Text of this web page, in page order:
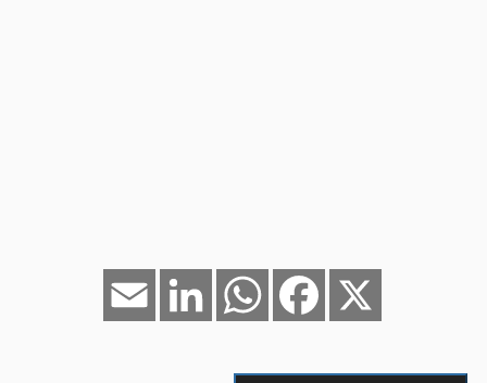
Facebook
WhatsApp
LinkedIn
Email